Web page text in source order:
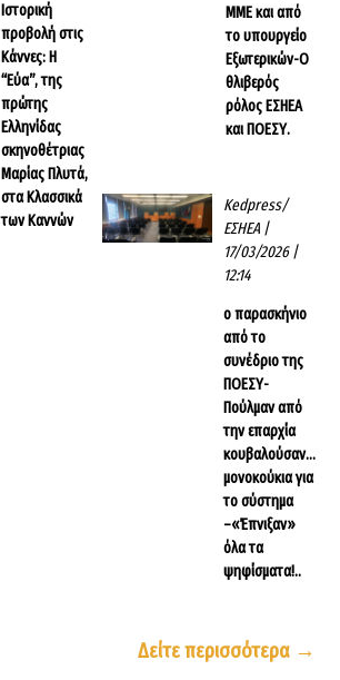
Ιστορική
προβολή στις
Κάννες: Η
“Εύα”, της
πρώτης
Ελληνίδας
σκηνοθέτριας
Μαρίας Πλυτά,
στα Κλασσικά
των Καννών
ΜΜΕ και από
το υπουργείο
Εξωτερικών-Ο
θλιβερός
ρόλος ΕΣΗΕΑ
και ΠΟΕΣΥ.
Kedpress/
ΕΣΗΕΑ|
17/03/2026 |
12:14
ο παρασκήνιο
από το
συνέδριο της
ΠΟΕΣΥ-
Πούλμαν από
την επαρχία
κουβαλούσαν…
μονοκούκια για
το σύστημα
–«Έπνιξαν»
όλα τα
ψηφίσματα!..
Δείτε περισσότερα →